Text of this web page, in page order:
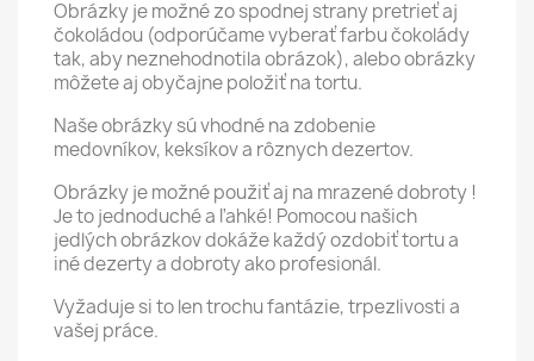
Obrázky je možné zo spodnej strany pretrieť aj
čokoládou (odporúčame vyberať farbu čokolády
tak, aby neznehodnotila obrázok), alebo obrázky
môžete aj obyčajne položiť na tortu.
Naše obrázky sú vhodné na zdobenie
medovníkov, keksíkov a rôznych dezertov.
Obrázky je možné použiť aj na mrazené dobroty !
Je to jednoduché a ľahké! Pomocou našich
jedlých obrázkov dokáže každý ozdobiť tortu a
iné dezerty a dobroty ako profesionál.
Vyžaduje si to len trochu fantázie, trpezlivosti a
vašej práce.